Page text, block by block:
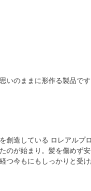
いのままに形作る製品です
創造している ロレアル
のが始まり。髪を傷めず
つ今もにもしっかりと受け